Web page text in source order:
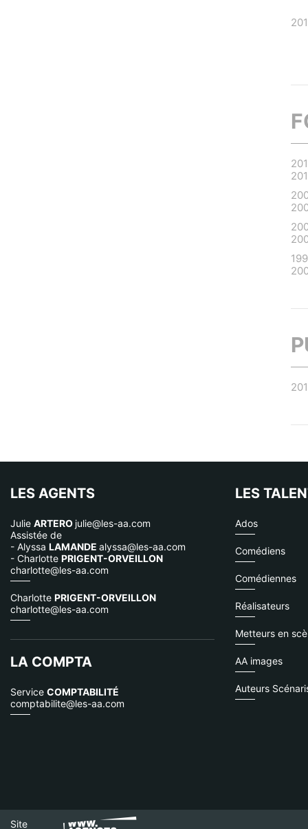
LES AGENTS
Julie ARTERO julie@les-aa.com
Assistée de
- Alyssa LAMANDE alyssa@les-aa.com
- Charlotte PRIGENT-ORVEILLON
charlotte@les-aa.com
Charlotte PRIGENT-ORVEILLON
charlotte@les-aa.com
LA COMPTA
Service COMPTABILITÉ
comptabilite@les-aa.com
LES
Ados
Comédiens
Comédiennes
Réalisateurs
Metteurs en
AA images
Auteurs
Site